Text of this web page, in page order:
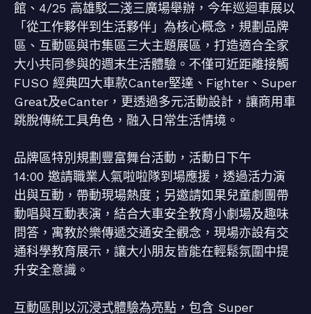
館、4/25 高雄駁二淺三廣場舉辦，今年巡迴車展以
「從工作夥伴到生活夥伴」為核心概念，規劃品牌
區、互動區與市集區三大主題展區，打造適合全家
大小共同參與的週末生活體驗。不僅可近距離接觸
FUSO 經典四大車款Canter堅達、Fighter、Super
Great及eCanter，更透過多元活動設計，讓商用車
跳脫傳統工具角色，融入日常生活情境。
品牌區特別規劃豐富舞台活動，活動日下午
14:00 邀請職業人氣啦啦隊到場應援，透過活力演
出與互動，帶動現場熱度；另邀請如果兒童劇團帶
動唱與互動表演，結合大車安全教育小劇場及趣味
問答，寓教於樂傳遞交通安全觀念，現場亦設有交
通科學教育展示，讓大小朋友皆能在輕鬆氛圍中提
升安全意識。
互動區則以沉浸式體驗為亮點，包含 Super